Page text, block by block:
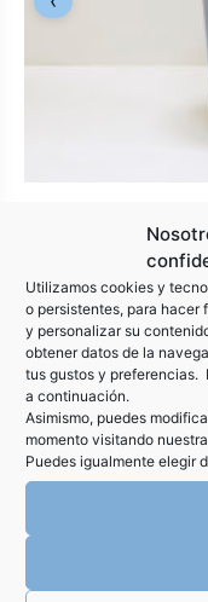
Utilizamos cookies y
o persistentes, para hacer
y personalizar su
obtener datos de la
tus gustos y preferencias.
a continuación.
Asimismo, puedes
momento visitando nuestra
Puedes igualmente elegir
CUBO BASURA
‹